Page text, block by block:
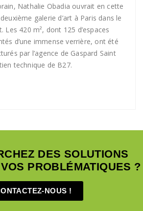
Nathalie Obadia ouvrait en cette
galerie d’art à Paris dans le
Les 420 m², dont 125 d’espaces
d’une immense verrière, ont été
par l’agence de Gaspard Saint
technique de B27.
DES SOLUTIONS
PROBLÉMATIQUES ?
NOUS !